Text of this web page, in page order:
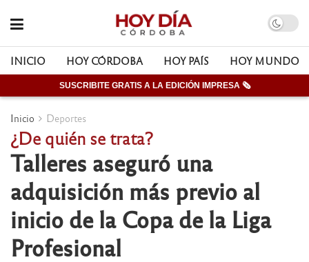
INICIO HOY CÓRDOBA HOY PAÍS HOY MUNDO
SUSCRIBITE GRATIS A LA EDICIÓN IMPRESA 🗞
Inicio Deportes
¿De quién se trata?
Talleres aseguró una
adquisición más previo al
inicio de la Copa de la Liga
Profesional